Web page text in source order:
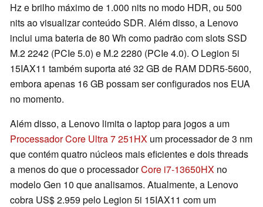
Hz e brilho máximo de 1.000 nits no modo HDR, ou 500
nits ao visualizar conteúdo SDR. Além disso, a Lenovo
inclui uma bateria de 80 Wh como padrão com slots SSD
M.2 2242 (PCIe 5.0) e M.2 2280 (PCIe 4.0). O Legion 5i
15IAX11 também suporta até 32 GB de RAM DDR5-5600,
embora apenas 16 GB possam ser configurados nos EUA
no momento.
Além disso, a Lenovo limita o laptop para jogos a um
Processador Core Ultra 7 251HX um processador de 3 nm
que contém quatro núcleos mais eficientes e dois threads
a menos do que o processadorCore i7-13650HX no
modelo Gen 10 que analisamos. Atualmente, a Lenovo
cobra US$ 2.959 pelo Legion 5i 15IAX11 com um